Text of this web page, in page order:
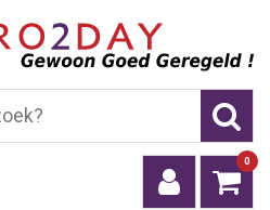
0